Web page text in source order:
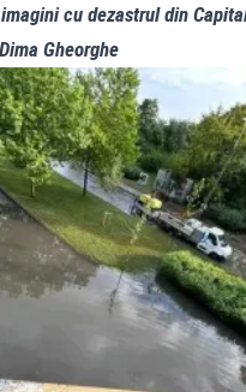
cu dezastrul din
Gheorghe